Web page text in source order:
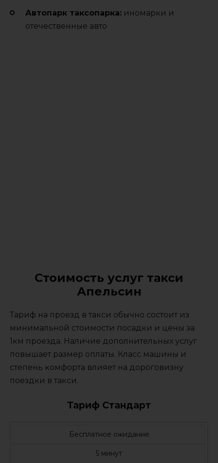
Автопарк таксопарка: иномарки и
отечественные авто
Стоимость услуг такси
Апельсин
Тариф на проезд в такси обычно состоит из
минимальной стоимости посадки и цены за
1км проезда. Наличие дополнительных услуг
повышает размер оплаты. Класс машины и
степень комфорта влияет на дороговизну
поездки в такси.
Тариф Стандарт
Бесплатное ожидание
5 минут